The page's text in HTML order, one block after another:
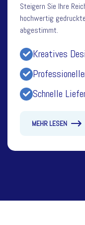
Steigern Sie Ihre
hochwertig
abgestimmt.
Kreatives
Schnelle
MEHR LESEN